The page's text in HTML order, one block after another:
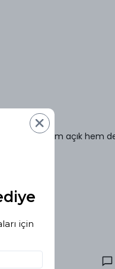
getiriyor. Hem açık hem
için